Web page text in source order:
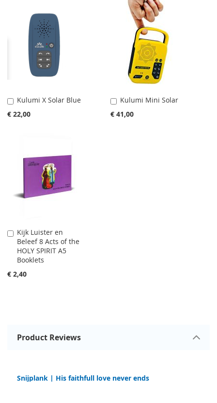
Kulumi X Solar Blue
€ 22,00
In
Winkelwagen
Kulumi Mini Solar
€ 41,00
In
Winkelwagen
Kijk Luister en
Beleef 8 Acts of the
HOLY SPIRIT A5
Booklets
€ 2,40
In
Winkelwagen
Product Reviews
Snijplank | His faithfull love never ends